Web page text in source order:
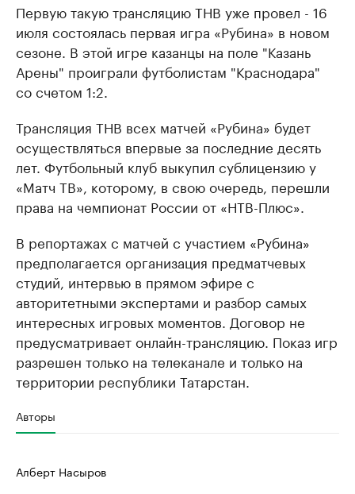
Первую такую трансляцию ТНВ уже провел - 16
июля состоялась первая игра «Рубина» в новом
сезоне. В этой игре казанцы на поле "Казань
Арены" проиграли футболистам "Краснодара"
со счетом 1:2.
Трансляция ТНВ всех матчей «Рубина» будет
осуществляться впервые за последние десять
лет. Футбольный клуб выкупил сублицензию у
«Матч ТВ», которому, в свою очередь, перешли
права на чемпионат России от «НТВ-Плюс».
В репортажах с матчей с участием «Рубина»
предполагается организация предматчевых
студий, интервью в прямом эфире с
авторитетными экспертами и разбор самых
интересных игровых моментов. Договор не
предусматривает онлайн-трансляцию. Показ игр
разрешен только на телеканале и только на
территории республики Татарстан.
Авторы
Алберт Насыров